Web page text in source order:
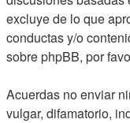
excluye de lo que
conductas y/o
sobre phpBB, por
Acuerdas no enviar
vulgar, difamatorio,